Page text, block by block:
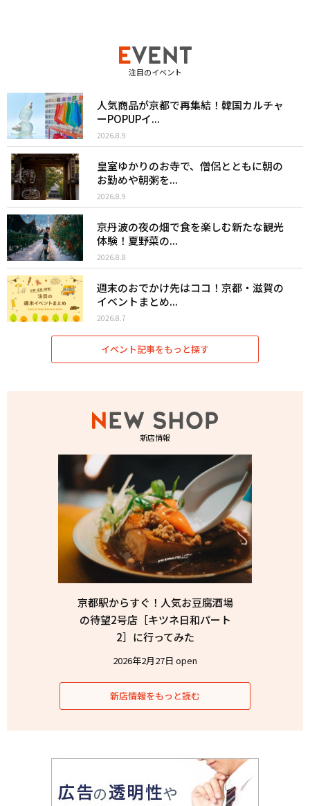
注目のイベント
人気商品が京都で再集結！韓国カルチャ
ーPOPUPイ...
2026.8.9
皇室ゆかりのお寺で、僧侶とともに朝の
お勤めや朝粥を...
2026.8.9
京丹波の夜の畑で食を楽しむ新たな観光
体験！夏野菜の...
2026.8.8
週末のおでかけ先はココ！京都・滋賀の
イベントまとめ...
2026.8.7
イベント記事をもっと探す
新店情報
京都駅からすぐ！人気お豆腐酒場
の待望2号店［キツネ日和パート
2］に行ってみた
2026年2月27日 open
新店情報をもっと読む